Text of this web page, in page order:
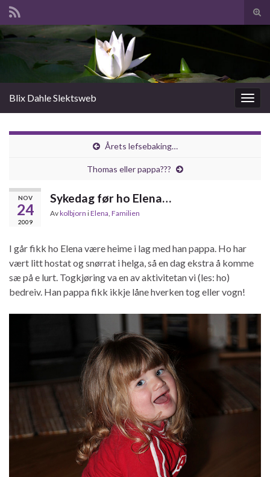
Slå
av/
Search for:
Slåu
av/på
Blix Dahle Slektsweb
Årets lefsebaking…
Thomas eller pappa???
NOV
24
2009
Sykedag før ho Elena…
Avkolbjorn iElena Familien
I går fikk ho Elena være heime i lag med han pappa. Ho har
vært litt hostat og snørrat i helga, så en dag ekstra å komme
sæ på e lurt. Togkjøring va en av aktivitetan vi (les: ho)
bedreiv. Han pappa fikk ikkje låne hverken tog eller vogn!